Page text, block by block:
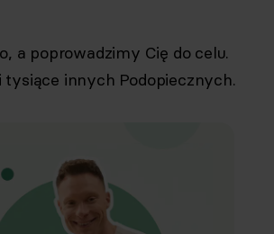
a poprowadzimy Cię do celu.
tysiące innych Podopiecznych.